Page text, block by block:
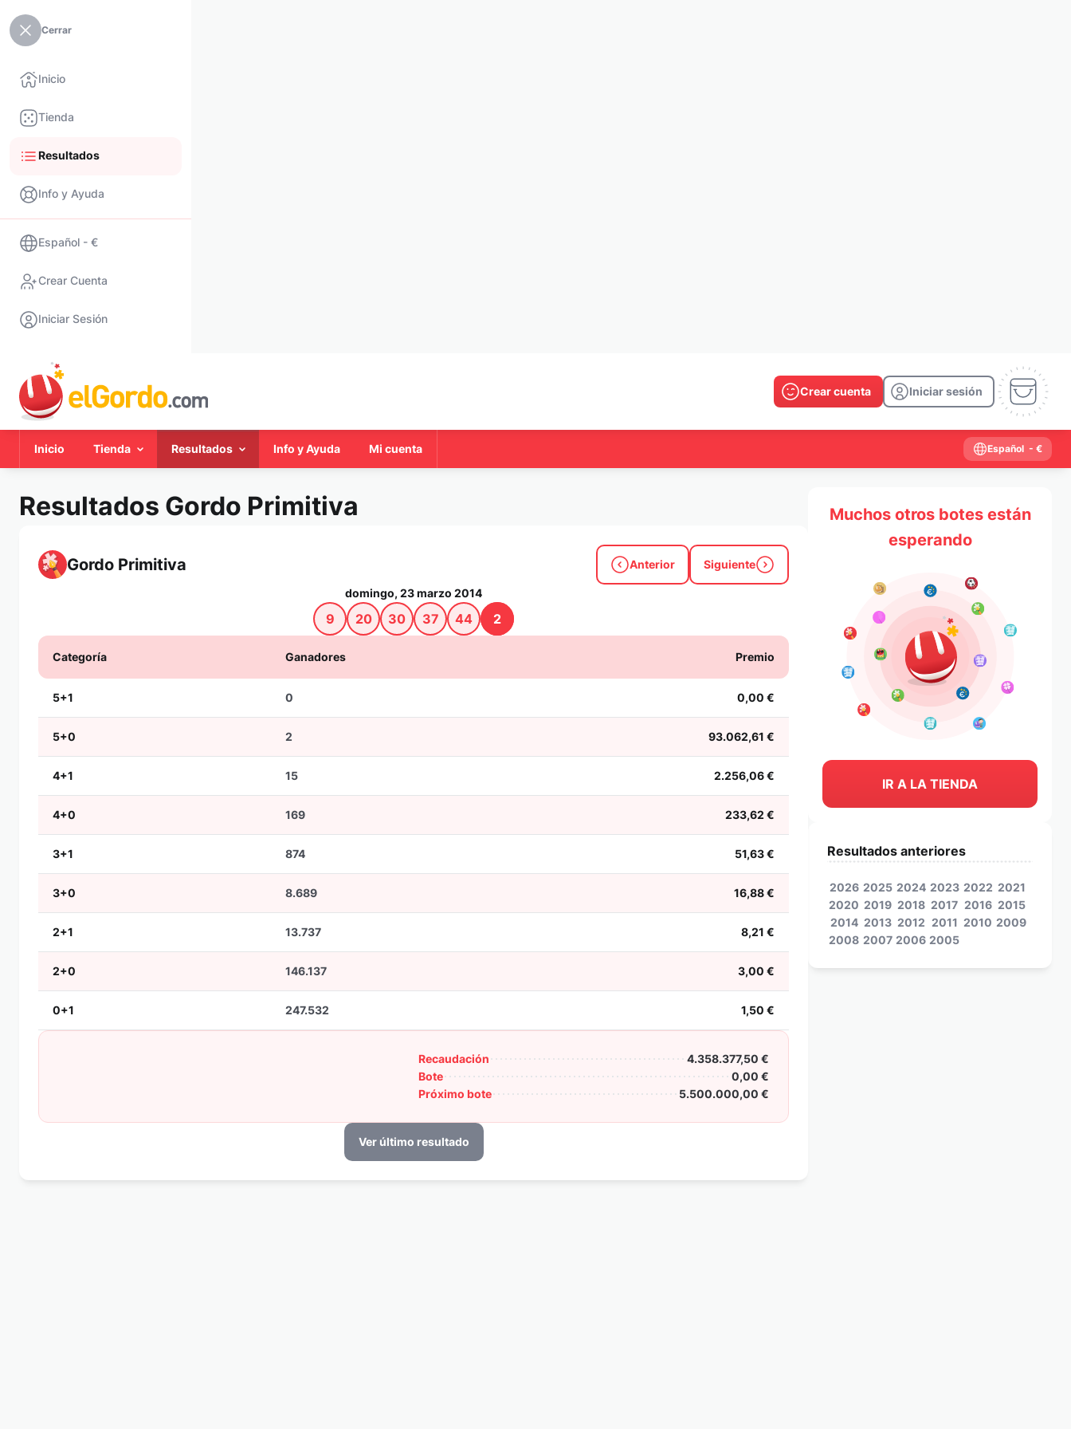
Cerrar
Inicio
Tienda
Resultados
Info y Ayuda
Español - €
Crear Cuenta
Iniciar Sesión
Crear cuenta Iniciar sesión
Inicio Tienda Resultados Info y Ayuda Mi cuenta Español - €
Resultados Gordo Primitiva
Gordo Primitiva Anterior Siguiente
domingo, 23 marzo 2014
9 20 30 37 44 2
Categoría Ganadores Premio
5+1 0 0,00 €
5+0 2 93.062,61 €
4+1 15 2.256,06 €
4+0 169 233,62 €
3+1 874 51,63 €
3+0 8.689 16,88 €
2+1 13.737 8,21 €
2+0 146.137 3,00 €
0+1 247.532 1,50 €
Recaudación
4.358.377,50 €
Bote
0,00 €
Próximo bote
5.500.000,00 €
Ver último resultado
Muchos otros botes están
esperando
IR A LA TIENDA
Resultados anteriores
2026 2025 2024 2023 2022 2021
2020 2019 2018 2017 2016 2015
2014 2013 2012 2011 2010 2009
2008 2007 2006 2005